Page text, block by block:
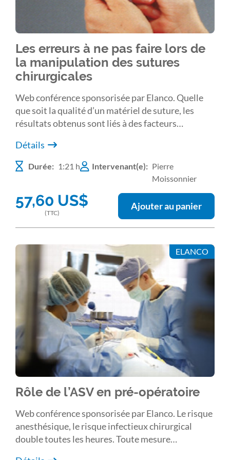
Les erreurs à ne pas faire lors de
la manipulation des sutures
chirurgicales
Web conférence sponsorisée par Elanco. Quelle
que soit la qualité d’un matériel de suture, les
résultats obtenus sont liés à des facteurs
important de connaître le domaine d’utilisation de
chaque fil (ses « indications » et ses limites) mais
également de l’utiliser correctement depuis une
ses qualités. Nous définirons ensemble ces
principaux éléments.
Détails
Durée: 1:21 h Intervenant(e): Pierre
Moissonnier
57,60 US$
(TTC)
Ajouter au panier
ELANCO
Rôle de l’ASV en pré-opératoire
Web conférence sponsorisée par Elanco. Le risque
anesthésique, le risque infectieux chirurgical
double toutes les heures. Toute mesure